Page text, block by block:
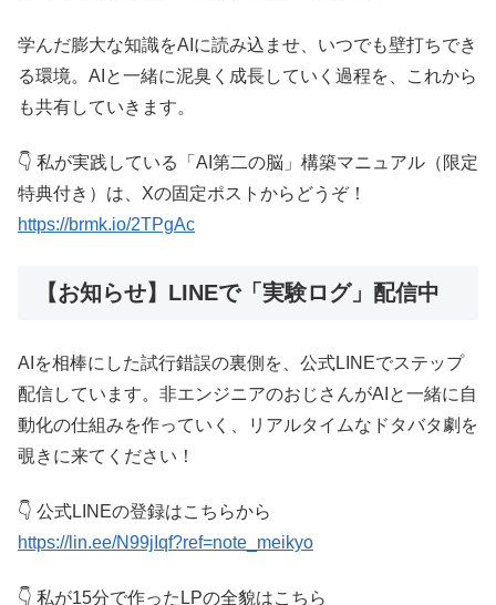
学んだ膨大な知識をAIに読み込ませ、いつでも壁打ちでき
る環境。AIと一緒に泥臭く成長していく過程を、これから
も共有していきます。
👇 私が実践している「AI第二の脳」構築マニュアル（限定
特典付き）は、Xの固定ポストからどうぞ！
https://brmk.io/2TPgAc
【お知らせ】LINEで「実験ログ」配信中
AIを相棒にした試行錯誤の裏側を、公式LINEでステップ
配信しています。非エンジニアのおじさんがAIと一緒に自
動化の仕組みを作っていく、リアルタイムなドタバタ劇を
覗きに来てください！
👇 公式LINEの登録はこちらから
https://lin.ee/N99jIqf?ref=note_meikyo
👇 私が15分で作ったLPの全貌はこちら